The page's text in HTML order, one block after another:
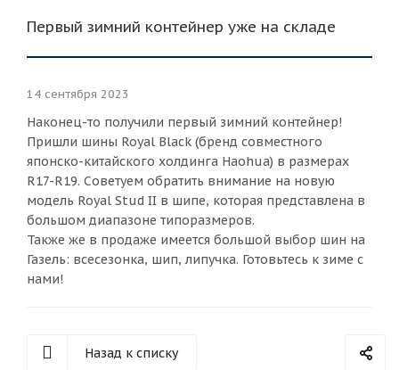
Первый зимний контейнер уже на складе
14 сентября 2023
Наконец-то получили первый зимний контейнер!
Пришли шины Royal Black (бренд совместного
японско-китайского холдинга Haohua) в размерах
R17-R19. Советуем обратить внимание на новую
модель Royal Stud II в шипе, которая представлена в
большом диапазоне типоразмеров.
Также же в продаже имеется большой выбор шин на
Газель: всесезонка, шип, липучка. Готовьтесь к зиме с
нами!
Назад к списку